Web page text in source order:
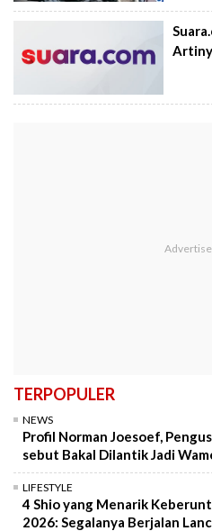
TERPOPULER
NEWS
Profil Norman Joesoef,
sebut Bakal Dilantik Jadi
LIFESTYLE
4 Shio yang Menarik
2026: Segalanya Berjalan